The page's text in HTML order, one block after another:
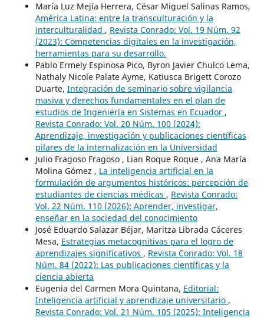
María Luz Mejía Herrera, César Miguel Salinas Ramos,
América Latina: entre la transculturación y la
interculturalidad , Revista Conrado: Vol. 19 Núm. 92
(2023): Competencias digitales en la investigación,
herramientas para su desarrollo.
Pablo Ermely Espinosa Pico, Byron Javier Chulco Lema,
Nathaly Nicole Palate Ayme, Katiusca Brigett Corozo
Duarte, Integración de seminario sobre vigilancia
masiva y derechos fundamentales en el plan de
estudios de Ingeniería en Sistemas en Ecuador ,
Revista Conrado: Vol. 20 Núm. 100 (2024):
Aprendizaje, investigación y publicaciones científicas
pilares de la internalización en la Universidad
Julio Fragoso Fragoso , Lian Roque Roque , Ana María
Molina Gómez , La inteligencia artificial en la
formulación de argumentos históricos: percepción de
estudiantes de ciencias médicas , Revista Conrado:
Vol. 22 Núm. 110 (2026): Aprender, investigar,
enseñar en la sociedad del conocimiento
José Eduardo Salazar Béjar, Maritza Librada Cáceres
Mesa, Estrategias metacognitivas para el logro de
aprendizajes significativos , Revista Conrado: Vol. 18
Núm. 84 (2022): Las publicaciones científicas y la
ciencia abierta
Eugenia del Carmen Mora Quintana, Editorial:
Inteligencia artificial y aprendizaje universitario ,
Revista Conrado: Vol. 21 Núm. 105 (2025): Inteligencia